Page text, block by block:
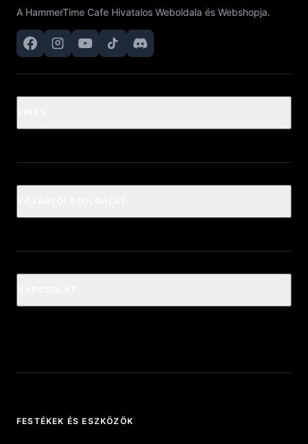
A HammerTime Cafe Hivatalos Weboldala és Webshopja.
FESTÉKEK ÉS ESZKÖZÖK